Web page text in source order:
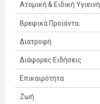
Ατομική & Ειδική Υγιεινή
Βρεφικά Προϊόντα.
Διατροφή
Διάφορες Ειδήσεις
Επικαιρότητα
Ζωή